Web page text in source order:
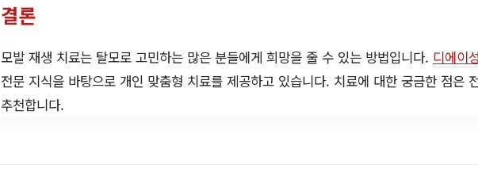
결론
모발 재생 치료는 탈모로 고민하는 많은 분들에게 희망을 줄 수 있는 방법입니다. 디에이
전문 지식을 바탕으로 개인 맞춤형 치료를 제공하고 있습니다. 치료에 대한 궁금한 점은
추천합니다.